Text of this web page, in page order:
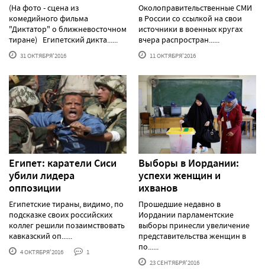
(На фото - сцена из
комедийного фильма
"Диктатор" о ближневосточном
тиране) Египетский дикта......
31 ОКТЯБРЯ'2016
Околоправительственные СМИ
в России со ссылкой на свои
источники в военных кругах
вчера распростран......
11 ОКТЯБРЯ'2016
Египет: каратели Сиси
убили лидера
оппозиции
Египетские тираны, видимо, по
подсказке своих российских
коллег решили позаимствовать
кавказский оп......
4 ОКТЯБРЯ'2016 1
Выборы в Иордании:
успехи женщин и
ихванов
Прошедшие недавно в
Иордании парламентские
выборы принесли увеличение
представительства женщин в
по......
23 СЕНТЯБРЯ'2016